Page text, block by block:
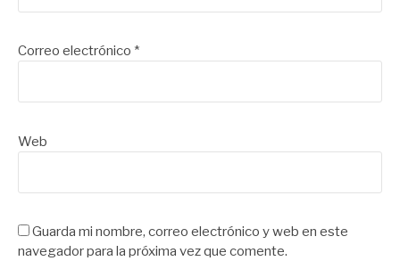
Correo electrónico *
Web
Guarda mi nombre, correo electrónico y web en este
navegador para la próxima vez que comente.